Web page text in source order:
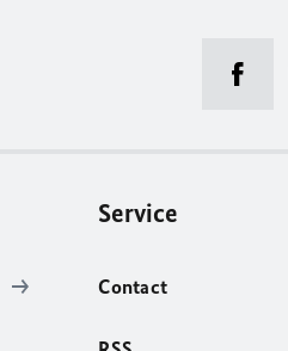
Service
Contact